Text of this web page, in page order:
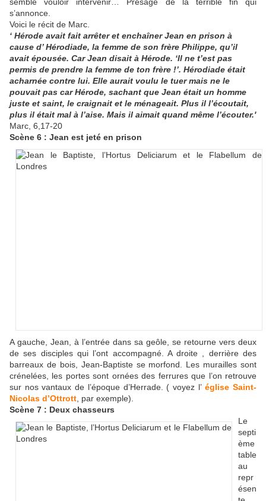
semble vouloir intervenir… Présage de la terrible fin qui
s’annonce.
Voici le récit de Marc.
‘ Hérode avait fait arrêter et enchaîner Jean en prison à
cause d’ Hérodiade, la femme de son frère Philippe, qu’il
avait épousée. Car Jean disait à Hérode. ‘Il ne t’est pas
permis de prendre la femme de ton frère !’. Hérodiade était
acharnée contre lui. Elle aurait voulu le tuer mais ne le
pouvait pas car Hérode, sachant que Jean était un homme
juste et saint, le craignait et le ménageait. Plus il l’écoutait,
plus il était mal à l’aise. Mais il aimait quand même l’écouter.'
Marc, 6,17-20
Scène 6 : Jean est jeté en prison
A gauche, Jean, à l’entrée dans sa geôle, se retourne vers deux
de ses disciples qui l’ont accompagné. A droite , derrière des
barreaux de bois, Jean-Baptiste se morfond. Les murailles sont
crénelées, les portes sont ornées des ferrures que l’on retrouve
sur nos vantaux de l’époque d’Herrade. ( voyez l’ église Saint-
Nicolas d’Ottrott, par exemple).
Scène 7 : Deux chasseurs
Le
septi
ème
table
au
repr
ésen